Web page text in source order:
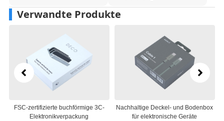
Verwandte Produkte
3C-
Nachhaltige Deckel- und Bodenbox
für elektronische Geräte
Kundenspezifische
Elektronikverpackungsboxen